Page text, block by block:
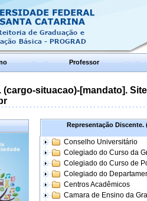
Professor
situacao)-[mandato].
Representação Discente.
Conselho Universitário
Colegiado do Curso da
Colegiado do Curso de
Colegiado do
Centros Acadêmicos
Camara de Ensino da